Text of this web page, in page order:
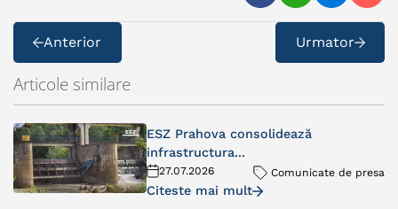
Anterior Urmator
Articole similare
ESZ Prahova consolidează
infrastructura...
27.07.2026 Comunicate de presa
Citeste mai mult